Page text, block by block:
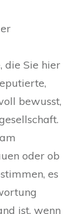
die Sie hier
bewusst,
oder ob
es
ist, wenn